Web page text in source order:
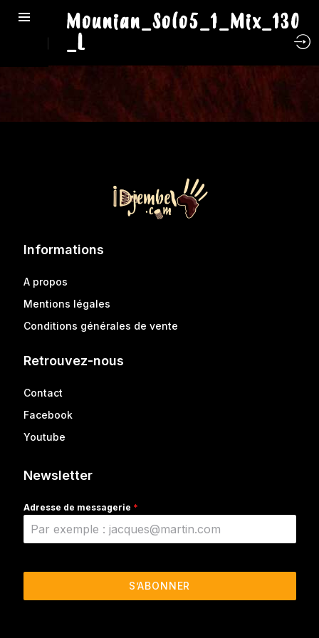
Mounian_Solo5_1_Mix_130
_L
Informations
A propos
Mentions légales
Conditions générales de vente
Retrouvez-nous
Contact
Facebook
Youtube
Newsletter
Adresse de messagerie *
S’ABONNER